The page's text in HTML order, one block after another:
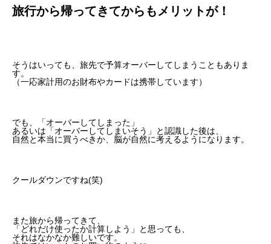
旅行から帰ってきてからもメリットが！
そうはいっても、旅先で予算オーバーしてしまうこともありま
す。
（一応家計用のお財布やカードは携帯しています）
でも、「オーバーしてしまった」
あるいは「オーバーしてしまいそう」と認識した後は、
自然と本当に買うべきか、脳が自然に考えるようになります。
クールダウンですね(笑)
また旅から帰ってきて、
「どれだけ使ったか計算しよう」と思っても、
それはなかなか難しいです。